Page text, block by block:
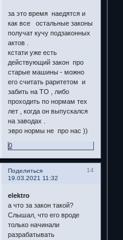
за это время наедятся и
как все остальные законы
получат кучу подзаконных
актов .
кстати уже есть
действующий закон про
старые машины - можно
его считать раритетом и
забить на ТО , либо
проходить по нормам тех
лет , когда он выпускался
на заводах .
эвро нормы не про нас ))
0
Поделиться
14
19.03.2021 11:32
elektro
а что за закон такой?
Слышал, что его вроде
только начинали
разрабатывать